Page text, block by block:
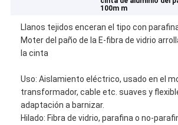
100m m
Llanos tejidos enceran el tipo con
Moter del paño de la E-fibra de vidrio
la cinta
Uso: Aislamiento eléctrico, usado en el
transformador, cable etc. suaves y
adaptación a barnizar.
Hilado: Fibra de vidrio, parafina o no-